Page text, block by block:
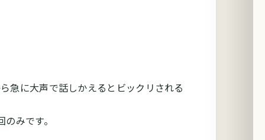
急に大声で話しかえるとビックリされる
みです。